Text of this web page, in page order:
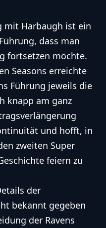
mit Harbaugh ist ein
dass man
fortsetzen möchte.
Seasons erreichte
Führung jeweils die
knapp am ganz
und hofft, in
zweiten Super
feiern zu
der
bekannt gegeben
der Ravens